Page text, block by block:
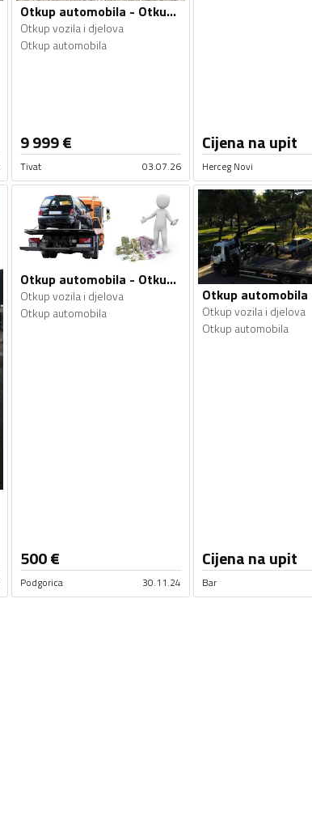
Otkup automobila - Otkup vozila i djelova
Otkup vozila i djelova
Otkup automobila
9 999€
Tivat 03.07.26
Cijena na upit
Herceg Novi
Otkup automobila - Otkup vozila i djelova
Otkup vozila i djelova
Otkup automobila
500€
Podgorica 30.11.24
Otkup vozila i djelova
Otkup automobila
Cijena na upit
Bar